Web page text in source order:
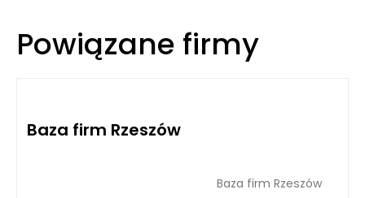
Powiązane firmy
Baza firm Rzeszów
Baza firm Rzeszów